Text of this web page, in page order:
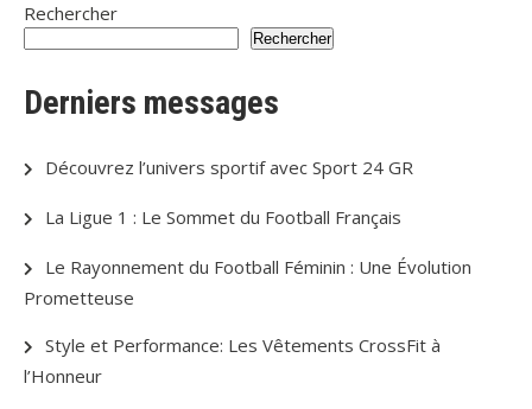
Rechercher
Rechercher
Derniers messages
Découvrez l’univers sportif avec Sport 24 GR
La Ligue 1 : Le Sommet du Football Français
Le Rayonnement du Football Féminin : Une Évolution
Prometteuse
Style et Performance: Les Vêtements CrossFit à
l’Honneur